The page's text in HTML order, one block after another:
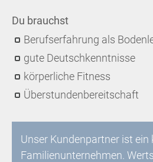
Du brauchst
Berufserfahrung als
gute Deutschkenntnisse
körperliche Fitness
Überstundenbereitschaft
Unser Kundenpartner ist ein
Familienunternehmen.